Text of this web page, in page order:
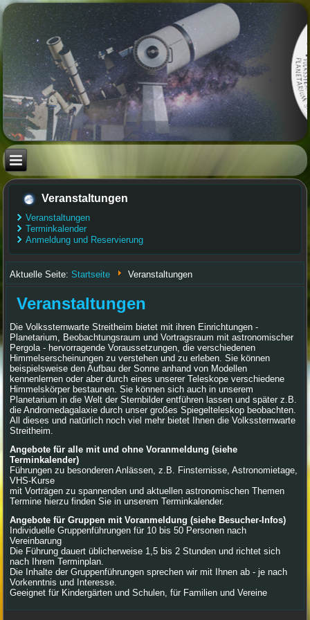
Veranstaltungen
Veranstaltungen
Terminkalender
Anmeldung und Reservierung
Aktuelle Seite:Startseite Veranstaltungen
Veranstaltungen
Die Volkssternwarte Streitheim bietet mit ihren Einrichtungen -
Planetarium, Beobachtungsraum und Vortragsraum mit astronomischer
Pergola - hervorragende Voraussetzungen, die verschiedenen
Himmelserscheinungen zu verstehen und zu erleben. Sie können
beispielsweise den Aufbau der Sonne anhand von Modellen
kennenlernen oder aber durch eines unserer Teleskope verschiedene
Himmelskörper bestaunen. Sie können sich auch in unserem
Planetarium in die Welt der Sternbilder entführen lassen und später z.B.
die Andromedagalaxie durch unser großes Spiegelteleskop beobachten.
All dieses und natürlich noch viel mehr bietet Ihnen die Volkssternwarte
Streitheim.
Angebote für alle mit und ohne Voranmeldung (siehe
Terminkalender)
Führungen zu besonderen Anlässen, z.B. Finsternisse, Astronomietage,
VHS-Kurse
mit Vorträgen zu spannenden und aktuellen astronomischen Themen
Termine hierzu finden Sie in unserem Terminkalender.
Angebote für Gruppen mit Voranmeldung (siehe Besucher-Infos)
Individuelle Gruppenführungen für 10 bis 50 Personen nach
Vereinbarung
Die Führung dauert üblicherweise 1,5 bis 2 Stunden und richtet sich
nach Ihrem Terminplan.
Die Inhalte der Gruppenführungen sprechen wir mit Ihnen ab - je nach
Vorkenntnis und Interesse.
Geeignet für Kindergärten und Schulen, für Familien und Vereine